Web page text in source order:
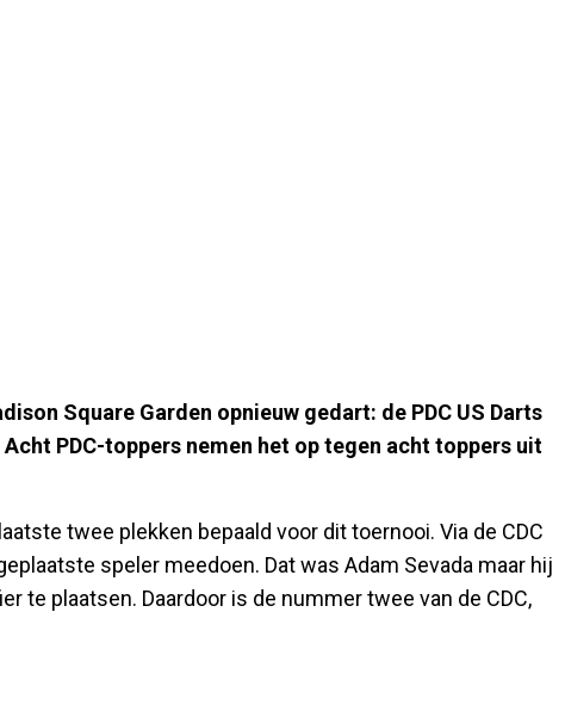
Square Garden opnieuw gedart: de PDC US Darts
PDC-toppers nemen het op tegen acht toppers uit
twee plekken bepaald voor dit toernooi. Via de CDC
speler meedoen. Dat was Adam Sevada maar hij
te plaatsen. Daardoor is de nummer twee van de CDC,